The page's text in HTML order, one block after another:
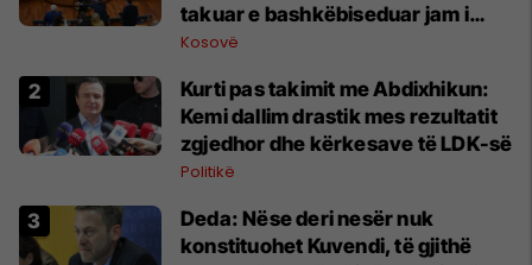
takuar e bashkëbiseduar jam i
lumtur ta bëj këtë
Kosovë
Kurti pas takimit me Abdixhikun:
Kemi dallim drastik mes rezultatit
zgjedhor dhe kërkesave të LDK-së
Politikë
Deda: Nëse deri nesër nuk
konstituohet Kuvendi, të gjithë